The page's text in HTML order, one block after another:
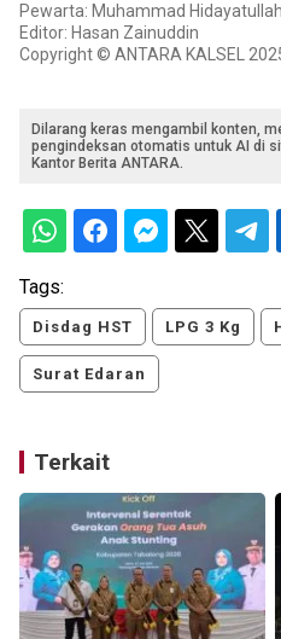
Pewarta: Muhammad Hidayatullah
Editor: Hasan Zainuddin
Copyright © ANTARA KALSEL
Dilarang keras mengambil konten,
pengindeksan otomatis untuk AI di
Kantor Berita ANTARA.
Tags:
Disdag HST LPG 3 Kg
Surat Edaran
Terkait